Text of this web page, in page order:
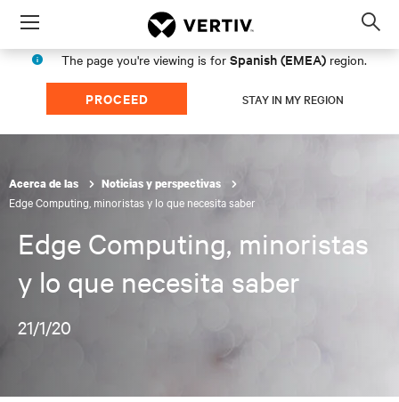
Menu
The page you're viewing is for Spanish (EMEA) region.
PROCEED STAY IN MY REGION
Acerca de las Noticias y perspectivas
Edge Computing, minoristas y lo que necesita saber
Edge Computing, minoristas
y lo que necesita saber
21/1/20